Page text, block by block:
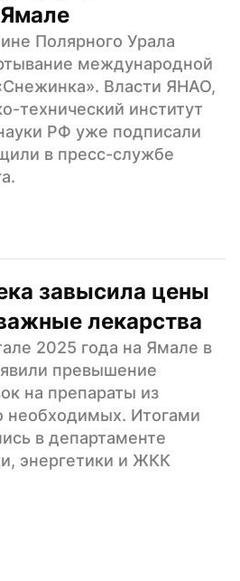
Полярного Урала
международной
Власти ЯНАО,
технический институт
РФ уже подписали
в пресс-службе
завысила цены
лекарства
2025 года на Ямале в
превышение
на препараты из
необходимых. Итогами
в департаменте
энергетики и ЖКК